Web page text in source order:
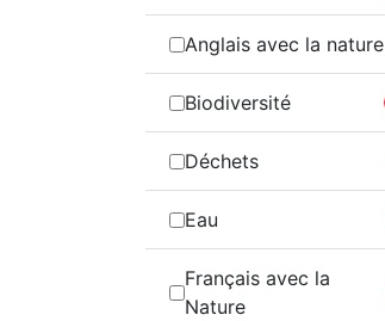
Anglais avec la nature
Biodiversité
Déchets
Eau
Français avec la
Nature